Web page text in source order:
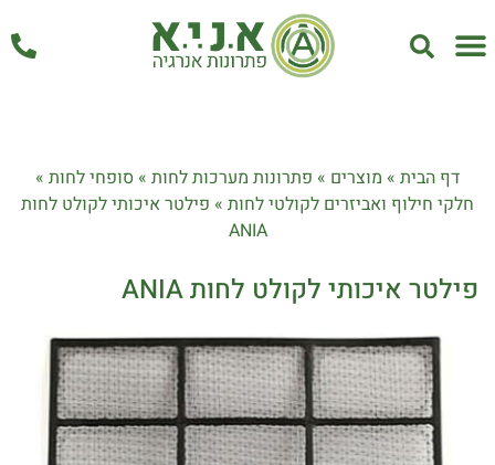
דף הבית » מוצרים » פתרונות מערכות לחות » סופחי לחות »
חלקי חילוף ואביזרים לקולטי לחות » פילטר איכותי לקולט לחות
ANIA
פילטר איכותי לקולט לחות ANIA